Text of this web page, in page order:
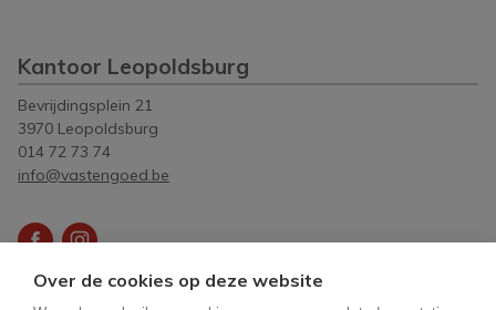
Kantoor Leopoldsburg
Bevrijdingsplein 21
3970 Leopoldsburg
014 72 73 74
info@vastengoed.be
Over de cookies op deze website